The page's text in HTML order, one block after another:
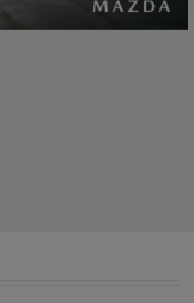
danych i